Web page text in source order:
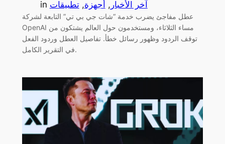
in آخر الأخبار , أجهزة, تطبيقات
عطل مفاجئ يضرب خدمة “شات جي بي تي” التابعة لشركة
OpenAI مساء الثلاثاء، ومستخدمون حول العالم يشتكون من
توقف الردود وظهور رسائل خطأ. تفاصيل العطل وردود الفعل
في التقرير الكامل.